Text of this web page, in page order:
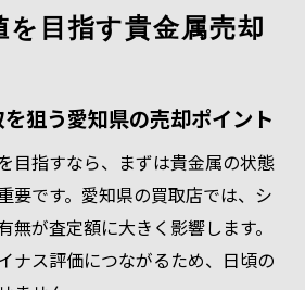
目指す貴金属売却
狙う愛知県の売却ポイント
目指すなら、まずは貴金属の状態
要です。愛知県の買取店では、シ
無が査定額に大きく影響します。
ナス評価につながるため、日頃の